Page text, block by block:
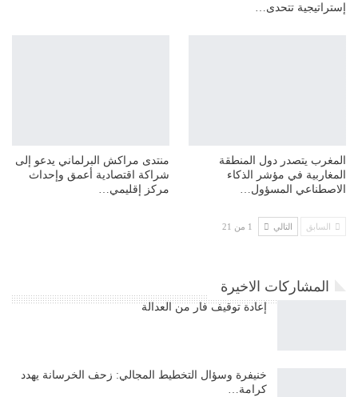
إستراتيجية تتحدى…
المغرب يتصدر دول المنطقة
المغاربية في مؤشر الذكاء
الاصطناعي المسؤول…
منتدى مراكش البرلماني يدعو إلى
شراكة اقتصادية أعمق وإحداث
مركز إقليمي…
السابق التالي 1 من 21
المشاركات الاخيرة
إعادة توقيف فار من العدالة
خنيفرة وسؤال التخطيط المجالي: زحف الخرسانة يهدد
كرامة…